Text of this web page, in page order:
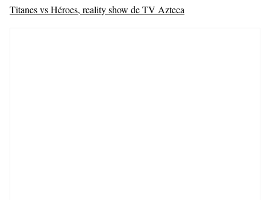
Titanes vs Héroes, reality show de TV Azteca